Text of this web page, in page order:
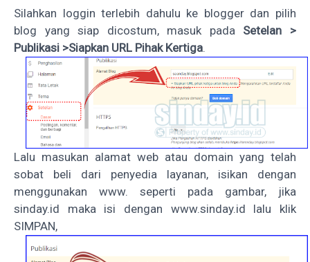
Silahkan loggin terlebih dahulu ke blogger dan pilih
blog yang siap dicostum, masuk pada Setelan >
Publikasi >Siapkan URL Pihak Kertiga.
Lalu masukan alamat web atau domain yang telah
sobat beli dari penyedia layanan, isikan dengan
menggunakan www. seperti pada gambar, jika
sinday.id maka isi dengan www.sinday.id lalu klik
SIMPAN,